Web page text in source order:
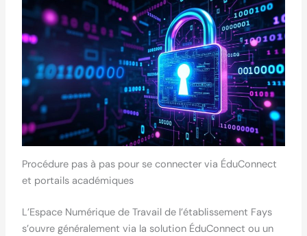
Procédure pas à pas pour se connecter via ÉduConnect
et portails académiques
L’Espace Numérique de Travail de l’établissement Fays
s’ouvre généralement via la solution ÉduConnect ou un